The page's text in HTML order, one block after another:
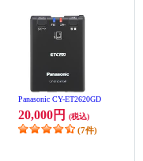
Panasonic CY-ET2620GD
20,000円 (税込)
(7件)
イレクト接続ケーブル(10.5m) KW
1,210円(税込)
発送目安:5営業日